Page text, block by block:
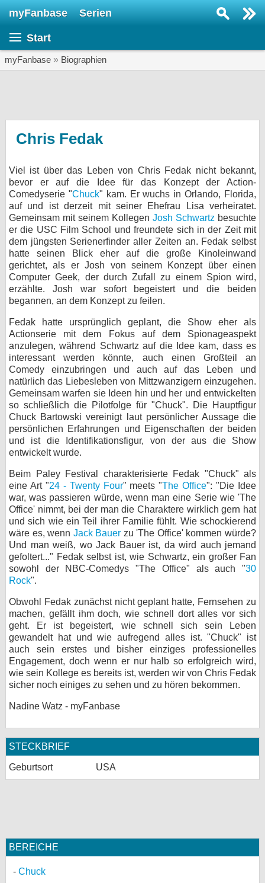
myFanbase Serien
Start
myFanbase » Biographien
Chris Fedak
Viel ist über das Leben von Chris Fedak nicht bekannt,
bevor er auf die Idee für das Konzept der Action-
Comedyserie "Chuck" kam. Er wuchs in Orlando, Florida,
auf und ist derzeit mit seiner Ehefrau Lisa verheiratet.
Gemeinsam mit seinem Kollegen Josh Schwartz besuchte
er die USC Film School und freundete sich in der Zeit mit
dem jüngsten Serienerfinder aller Zeiten an. Fedak selbst
hatte seinen Blick eher auf die große Kinoleinwand
gerichtet, als er Josh von seinem Konzept über einen
Computer Geek, der durch Zufall zu einem Spion wird,
erzählte. Josh war sofort begeistert und die beiden
begannen, an dem Konzept zu feilen.
Fedak hatte ursprünglich geplant, die Show eher als
Actionserie mit dem Fokus auf dem Spionageaspekt
anzulegen, während Schwartz auf die Idee kam, dass es
interessant werden könnte, auch einen Großteil an
Comedy einzubringen und auch auf das Leben und
natürlich das Liebesleben von Mittzwanzigern einzugehen.
Gemeinsam warfen sie Ideen hin und her und entwickelten
so schließlich die Pilotfolge für "Chuck". Die Hauptfigur
Chuck Bartowski vereinigt laut persönlicher Aussage die
persönlichen Erfahrungen und Eigenschaften der beiden
und ist die Identifikationsfigur, von der aus die Show
entwickelt wurde.
Beim Paley Festival charakterisierte Fedak "Chuck" als
eine Art "24 - Twenty Four" meets "The Office": "Die Idee
war, was passieren würde, wenn man eine Serie wie 'The
Office' nimmt, bei der man die Charaktere wirklich gern hat
und sich wie ein Teil ihrer Familie fühlt. Wie schockierend
wäre es, wenn Jack Bauer zu 'The Office' kommen würde?
Und man weiß, wo Jack Bauer ist, da wird auch jemand
gefoltert..." Fedak selbst ist, wie Schwartz, ein großer Fan
sowohl der NBC-Comedys "The Office" als auch "30
Rock".
Obwohl Fedak zunächst nicht geplant hatte, Fernsehen zu
machen, gefällt ihm doch, wie schnell dort alles vor sich
geht. Er ist begeistert, wie schnell sich sein Leben
gewandelt hat und wie aufregend alles ist. "Chuck" ist
auch sein erstes und bisher einziges professionelles
Engagement, doch wenn er nur halb so erfolgreich wird,
wie sein Kollege es bereits ist, werden wir von Chris Fedak
sicher noch einiges zu sehen und zu hören bekommen.
Nadine Watz - myFanbase
STECKBRIEF
Geburtsort USA
BEREICHE
Chuck
KULTUR
Specials
SERVICE
Gewinnspiele
Forum
bei X
bei Facebook
Kontakt
Nutzungsbedingungen
Datenschutz
Cookie-Einstellungen
Impressum
Desktop-Ansicht
myFanbase